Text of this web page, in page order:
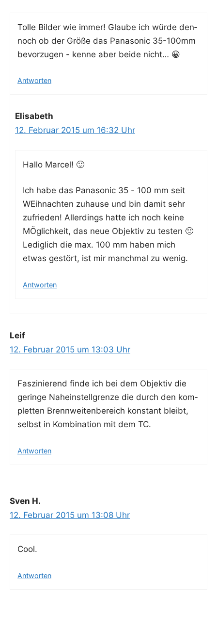
Tol­le Bil­der wie immer! Glau­be ich wür­de den­
noch ob der Grö­ße das Pana­so­nic 35-100mm
bevor­zu­gen - ken­ne aber bei­de nicht… 😀
Antworten
Elisabeth
12. Februar 2015 um 16:32 Uhr
Hal­lo Marcel! 🙂
Ich habe das Pana­so­nic 35 - 100 mm seit
WEih­nach­ten zuhau­se und bin damit sehr
zufrie­den! Aller­dings hat­te ich noch kei­ne
MÖg­lich­keit, das neue Objek­tiv zu testen 🙂
Ledig­lich die max. 100 mm haben mich
etwas gestört, ist mir manch­mal zu wenig.
Antworten
Leif
12. Februar 2015 um 13:03 Uhr
Fas­zi­nie­rend fin­de ich bei dem Objek­tiv die
gerin­ge Nah­ein­stell­gren­ze die durch den kom­
plet­ten Brenn­wei­ten­be­reich kon­stant bleibt,
selbst in Kom­bi­na­ti­on mit dem TC.
Antworten
Sven H.
12. Februar 2015 um 13:08 Uhr
Cool.
Antworten